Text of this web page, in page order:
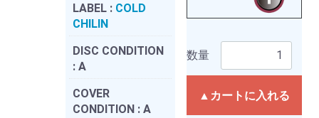
LABEL : COLD
CHILIN
DISC CONDITION
: A
COVER
CONDITION : A
数量
▲カートに入れる